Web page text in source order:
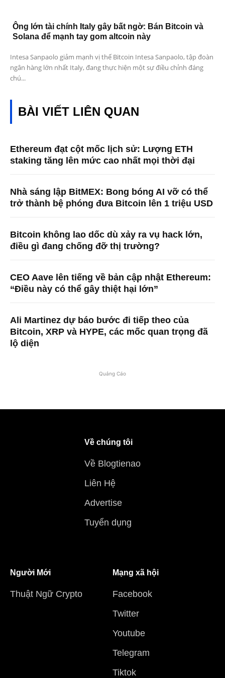
Ông lớn tài chính Italy gây bất ngờ: Bán Bitcoin và
Solana để mạnh tay gom altcoin này
Intesa Sanpaolo giảm mạnh vị thế Bitcoin Intesa Sanpaolo, tập đoàn
ngân hàng lớn nhất Italy, đang thực hiện một sự điều chỉnh đáng
chú...
BÀI VIẾT LIÊN QUAN
Ethereum đạt cột mốc lịch sử: Lượng ETH
staking tăng lên mức cao nhất mọi thời đại
Nhà sáng lập BitMEX: Bong bóng AI vỡ có thể
trở thành bệ phóng đưa Bitcoin lên 1 triệu USD
Bitcoin không lao dốc dù xảy ra vụ hack lớn,
điều gì đang chống đỡ thị trường?
CEO Aave lên tiếng về bản cập nhật Ethereum:
“Điều này có thể gây thiệt hại lớn”
Ali Martinez dự báo bước đi tiếp theo của
Bitcoin, XRP và HYPE, các mốc quan trọng đã
lộ diện
Quảng Cáo
Về chúng tôi
Về Blogtienao
Liên Hệ
Advertise
Tuyển dụng
Người Mới
Thuật Ngữ Crypto
Mạng xã hội
Facebook
Twitter
Youtube
Telegram
Tiktok